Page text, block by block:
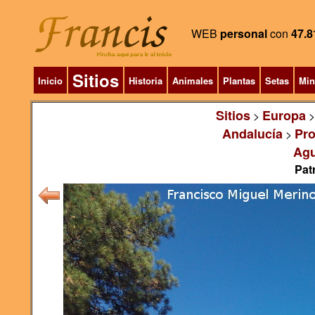
WEB personalcon
Inicio Sitios Historia Animales Plantas Setas
Sitios> Europa
Andalucía>